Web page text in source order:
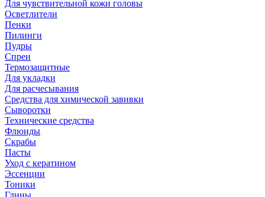
Для чувствительной кожи головы
Осветлители
Пенки
Пилинги
Пудры
Спреи
Термозащитные
Для укладки
Для расчесывания
Средства для химической завивки
Сыворотки
Технические средства
Флюиды
Скрабы
Пасты
Уход с кератином
Эссенции
Тоники
Глины